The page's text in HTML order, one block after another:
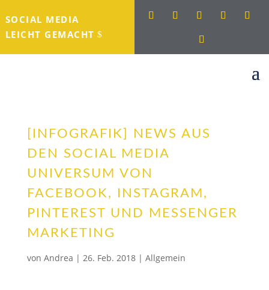
SOCIAL MEDIA
LEICHT GEMACHT
[INFOGRAFIK] NEWS AUS
DEN SOCIAL MEDIA
UNIVERSUM VON
FACEBOOK, INSTAGRAM,
PINTEREST UND MESSENGER
MARKETING
von Andrea | 26. Feb. 2018| Allgemein